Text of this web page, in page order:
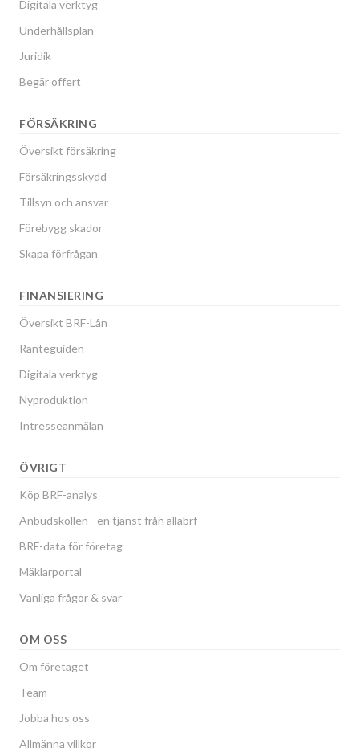
Digitala verktyg
Underhållsplan
Juridik
Begär offert
FÖRSÄKRING
Översikt försäkring
Försäkringsskydd
Tillsyn och ansvar
Förebygg skador
Skapa förfrågan
FINANSIERING
Översikt BRF-Lån
Ränteguiden
Digitala verktyg
Nyproduktion
Intresseanmälan
ÖVRIGT
Köp BRF-analys
Anbudskollen - en tjänst från allabrf
BRF-data för företag
Mäklarportal
Vanliga frågor & svar
OM OSS
Om företaget
Team
Jobba hos oss
Allmänna villkor